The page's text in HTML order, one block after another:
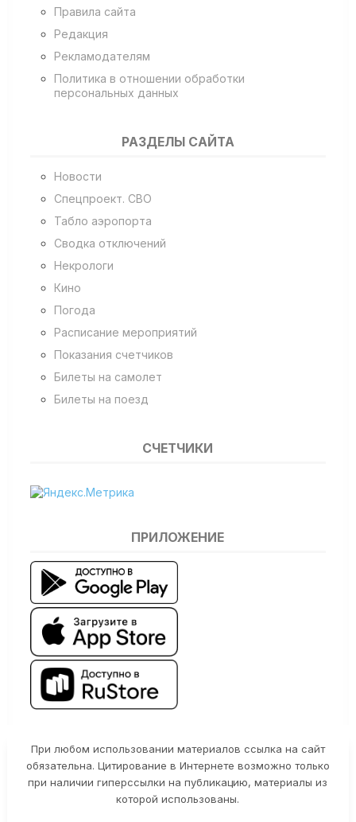
Правила сайта
Редакция
Рекламодателям
Политика в отношении обработки
персональных данных
РАЗДЕЛЫ САЙТА
Новости
Спецпроект. СВО
Табло аэропорта
Сводка отключений
Некрологи
Кино
Погода
Расписание мероприятий
Показания счетчиков
Билеты на самолет
Билеты на поезд
СЧЕТЧИКИ
ПРИЛОЖЕНИЕ
При любом использовании материалов ссылка на сайт
обязательна. Цитирование в Интернете возможно только
при наличии гиперссылки на публикацию, материалы из
которой использованы.